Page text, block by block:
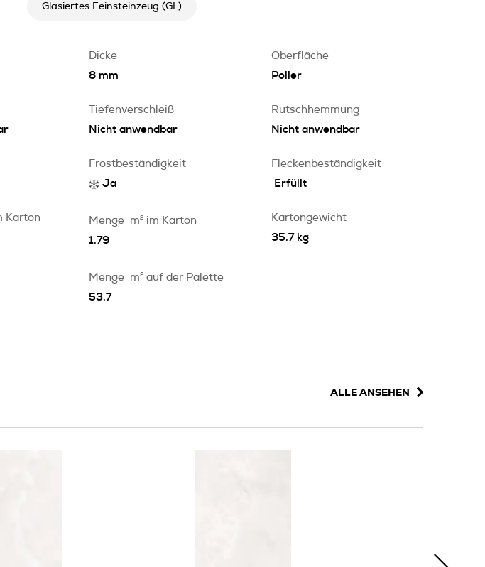
Glasiertes Feinsteinzeug (GL)
Dicke
8 mm
Oberfläche
Poller
Tiefenverschleiß
Nicht anwendbar
Rutschhemmung
Nicht anwendbar
Frostbeständigkeit
Ja
Fleckenbeständigkeit
Erfüllt
Karton
Menge m2
im Karton
1.79
Kartongewicht
35.7 kg
Menge m2 auf der Palette
53.7
ALLE ANSEHEN